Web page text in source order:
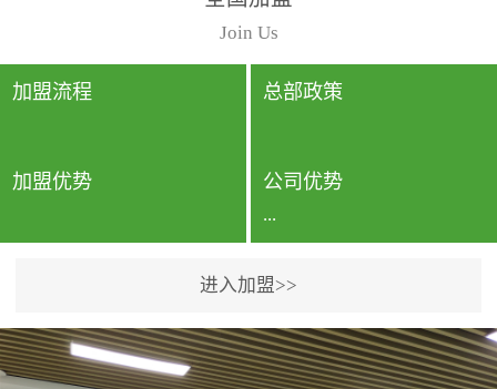
内空间都有整体消毒的需
要。因为空间内人流携带
的、空气...
法，空气采样量准确，检
测结果可靠，远胜于其他
检测...
Join Us
加盟流程 总部政策
加盟优势 公司优势
...
专利保护优势、双甲资质
企业（“室内环境净化治理
进入加盟>>